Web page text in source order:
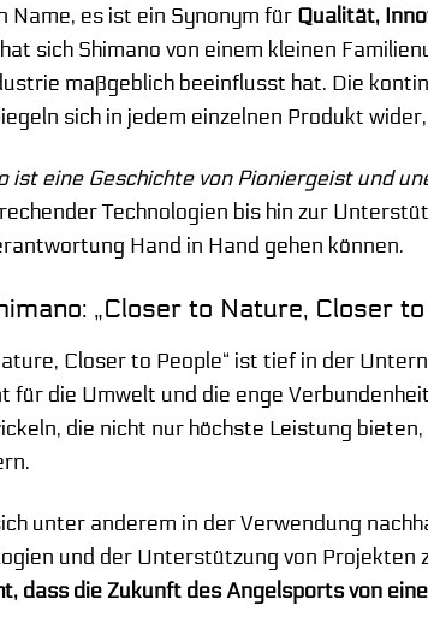
Name, es ist ein Synonym für Qualität,
sich Shimano von einem kleinen
maßgeblich beeinflusst hat. Die
sich in jedem einzelnen Produkt
ist eine Geschichte von Pioniergeist und
Technologien bis hin zur
Hand in Hand gehen können.
„Closer to Nature, Closer to
Closer to People“ ist tief in der
für die Umwelt und die enge
die nicht nur höchste Leistung
unter anderem in der Verwendung
und der Unterstützung von Projekten
dass die Zukunft des Angelsports von